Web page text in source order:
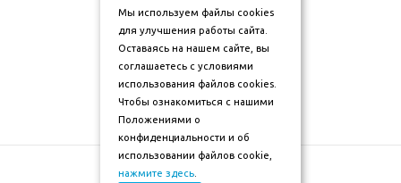
Мы используем файлы cookies
для улучшения работы сайта.
Оставаясь на нашем сайте, вы
соглашаетесь с условиями
использования файлов cookies.
Чтобы ознакомиться с нашими
Положениями о
конфиденциальности и об
использовании файлов cookie,
нажмите здесь